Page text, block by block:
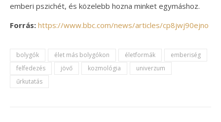
emberi pszichét, és közelebb hozna minket egymáshoz.
Forrás: https://www.bbc.com/news/articles/cp8jwj90ejno
bolygók élet más bolygókon életformák
emberiség
felfedezés
jövő kozmológia
univerzum
űrkutatás